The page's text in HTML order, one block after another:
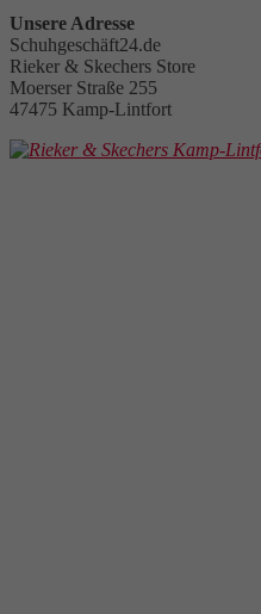
Unsere Adresse
Schuhgeschäft24.de
Rieker & Skechers Store
Moerser Straße 255
47475 Kamp-Lintfort